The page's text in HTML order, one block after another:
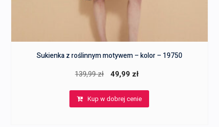
Sukienka z roślinnym motywem – kolor – 19750
139,99zł
Pierwotna
wynosiła:
49,99 zł
Kup w dobrej cenie